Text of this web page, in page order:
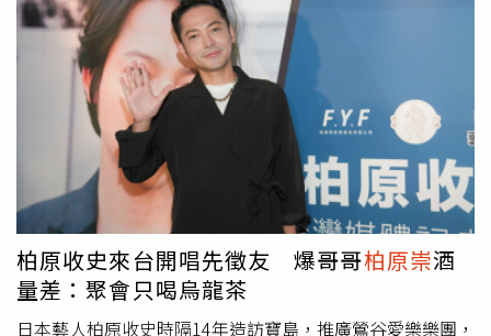
熱。柏原崇近年來退居幕後，以戀人內田有紀的經紀人身分
活躍。（圖／翻攝IG／kashiwabarakassy）
是像他『認真做你們喜歡的事』，你們就不會被打倒」。潘
重威、林貴敏對於演藝時尚事業管理系同學的即興演出留下
深刻印象。（圖／台北海大提供）提到好友張雨生過世憾
事，潘重威仍忍不住灑淚，「那時我和張惠妹一起拍富士底
片廣告，我們兩個都提不起勁工作，一對到眼，不是拿相機
的我哭，就是鏡頭前的她哭。」潘重威哽咽表示，那次是愛
笑的張惠妹第一次以凝重酷臉完成拍攝，廠商也順勢同意以
這樣的方式上廣告，這段往事仍讓他至今難忘。後來潘重威
也從攝影大師斜槓當起經紀人，捧紅李威、林佑威、柏原
崇、路斯明等偶像，他說，很喜歡面試影劇新人，鼓勵台下
台北海大演藝系的一年級同學，一定要真心喜歡演藝工作。
事實上，他確實見過很多偶像青澀的樣子，像林志穎在華岡
被挖角時期、張雨生想簽張惠妹的時候、金城武還沒出道
柏原收史來台開唱先徵友 爆哥哥柏原崇酒
量差：聚會只喝烏龍茶
日本藝人柏原收史時隔14年造訪寶島，推廣鶯谷愛樂樂團，